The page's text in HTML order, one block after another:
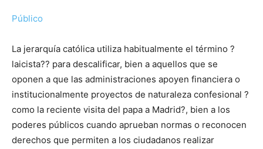
Público
La jerarquía católica utiliza habitualmente el término ?
laicista?? para descalificar, bien a aquellos que se
oponen a que las administraciones apoyen financiera o
institucionalmente proyectos de naturaleza confesional ?
como la reciente visita del papa a Madrid?, bien a los
poderes públicos cuando aprueban normas o reconocen
derechos que permiten a los ciudadanos realizar